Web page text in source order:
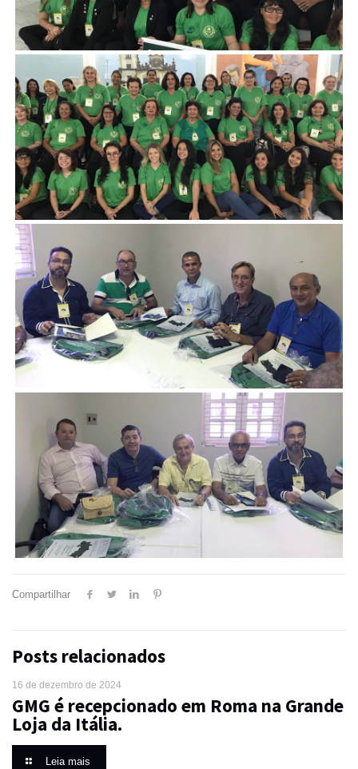
Compartilhar
Posts relacionados
16 de dezembro de 2024
GMG é recepcionado em Roma na Grande
Loja da Itália.
Leia mais